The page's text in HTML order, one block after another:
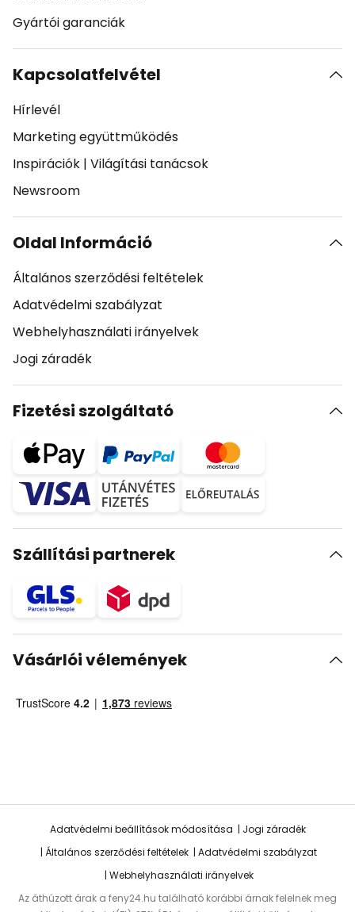
Gyártói garanciák
Kapcsolatfelvétel
Hírlevél
Marketing együttműködés
Inspirációk | Világítási tanácsok
Newsroom
Oldal Információ
Általános szerződési feltételek
Adatvédelmi szabályzat
Webhelyhasználati irányelvek
Jogi záradék
Fizetési szolgáltató
Szállítási partnerek
Vásárlói vélemények
Adatvédelmi beállítások módosítása
Jogi záradék
Általános szerződési feltételek
Adatvédelmi szabályzat
Webhelyhasználati irányelvek
Az áthúzott árak a feny24.hu található korábbi árnak felelnek meg